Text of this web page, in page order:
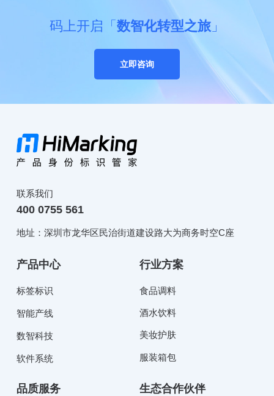
码上开启「 数智化转型之旅」
立即咨询
联系我们
400 0755 561
地址：深圳市龙华区民治街道建设路大为商务时空C座
产品中心
标签标识
智能产线
数智科技
软件系统
行业方案
食品调料
酒水饮料
美妆护肤
服装箱包
品质服务 生态合作伙伴